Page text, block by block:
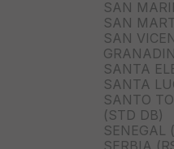
SAN
SAN
SAN
SANTA
SANTA
SANTO
(STD DB)
SENEGAL
SERBIA